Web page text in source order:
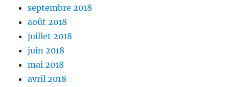
septembre 2018
août 2018
juillet 2018
juin 2018
mai 2018
avril 2018